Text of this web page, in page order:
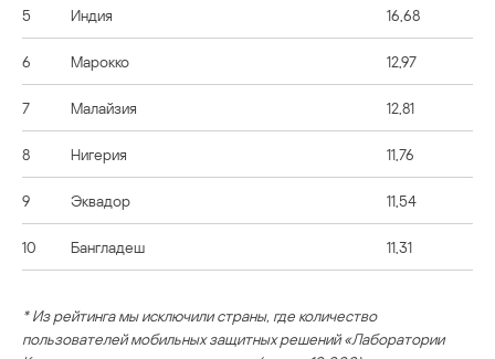
5 Индия 16,68
6 Марокко 12,97
7 Малайзия 12,81
8 Нигерия 11,76
9 Эквадор 11,54
10 Бангладеш 11,31
* Из рейтинга мы исключили страны, где количество
пользователей мобильных защитных решений «Лаборатории